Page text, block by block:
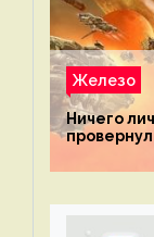
Железо
Ничего
механике